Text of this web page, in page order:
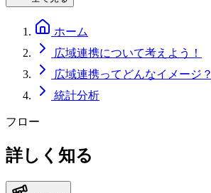
ホーム
広域連携について考えよう！
広域連携ってどんなイメージ？
統計分析
フロー
詳しく知る